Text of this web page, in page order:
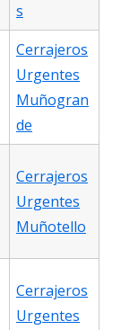
s
Cerrajeros
Urgentes
Muñogran
de
Cerrajeros
Urgentes
Muñotello
Cerrajeros
Urgentes